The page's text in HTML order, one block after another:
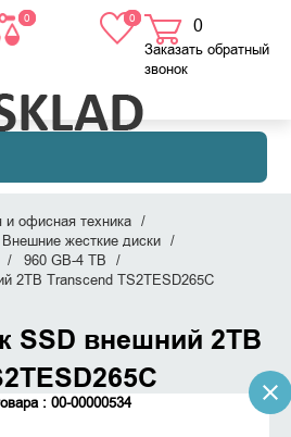
0 0 0
в корзине
Заказать обратный
звонок
и офисная техника
Внешние жесткие диски
960 GB-4 TB
2TB Transcend TS2TESD265C
SSD внешний 2TB
: 00-00000534